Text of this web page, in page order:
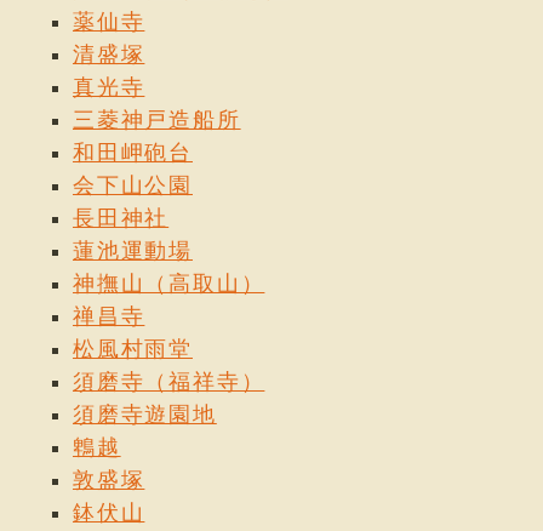
薬仙寺
清盛塚
真光寺
三菱神戸造船所
和田岬砲台
会下山公園
長田神社
蓮池運動場
神撫山（高取山）
禅昌寺
松風村雨堂
須磨寺（福祥寺）
須磨寺遊園地
鵯越
敦盛塚
鉢伏山